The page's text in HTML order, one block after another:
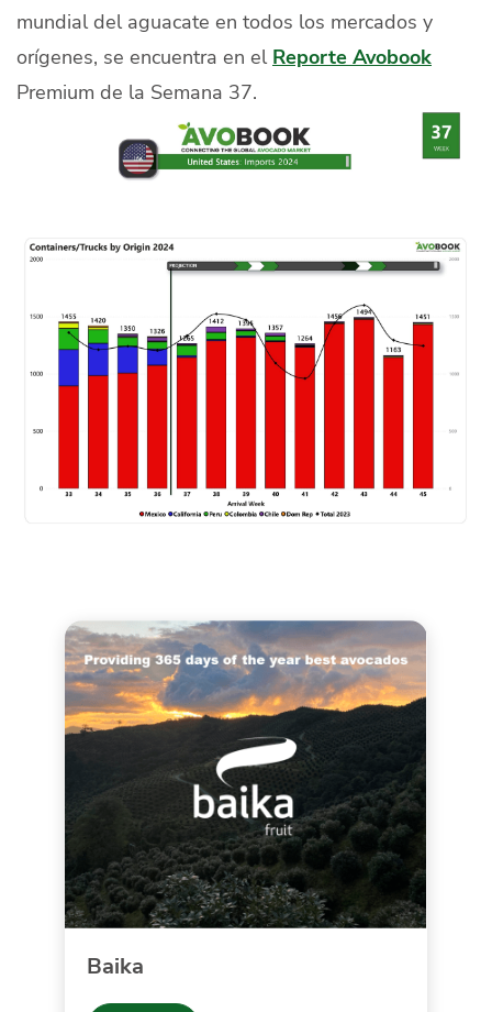
mundial del aguacate en todos los mercados y
orígenes, se encuentra en el Reporte Avobook
Premium de la Semana 37.
Baika